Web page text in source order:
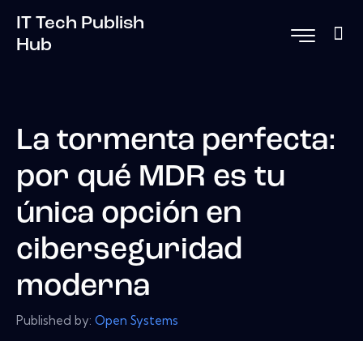
IT Tech Publish
Hub
La tormenta perfecta:
por qué MDR es tu
única opción en
ciberseguridad
moderna
Published by: Open Systems